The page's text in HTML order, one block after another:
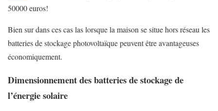
50000 euros!
Bien sur dans ces cas las lorsque la maison se situe hors réseau les
batteries de stockage photovoltaïque peuvent être avantageuses
économiquement.
Dimensionnement des batteries de stockage de
l’énergie solaire